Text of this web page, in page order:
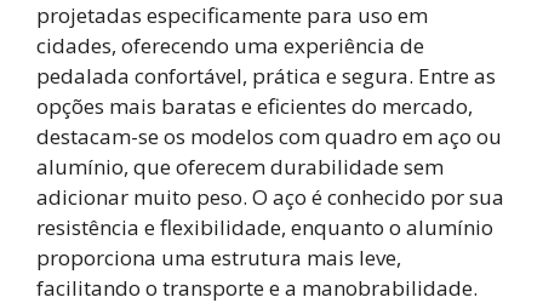
projetadas especificamente para uso em
cidades, oferecendo uma experiência de
pedalada confortável, prática e segura. Entre as
opções mais baratas e eficientes do mercado,
destacam-se os modelos com quadro em aço ou
alumínio, que oferecem durabilidade sem
adicionar muito peso. O aço é conhecido por sua
resistência e flexibilidade, enquanto o alumínio
proporciona uma estrutura mais leve,
facilitando o transporte e a manobrabilidade.